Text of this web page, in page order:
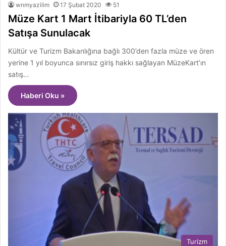
wnmyazilim 17 Şubat 2020 51
Müze Kart 1 Mart İtibariyla 60 TL’den
Satışa Sunulacak
Kültür ve Turizm Bakanlığına bağlı 300’den fazla müze ve ören
yerine 1 yıl boyunca sınırsız giriş hakkı sağlayan MüzeKart’ın
satış…
Haberi Oku »
Turizm